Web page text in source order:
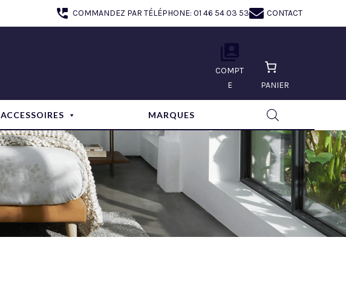
COMMANDEZ PAR TÉLÉPHONE: 01 46 54 03 53 CONTACT
COMPT
E
PANIER
ACCESSOIRES MARQUES